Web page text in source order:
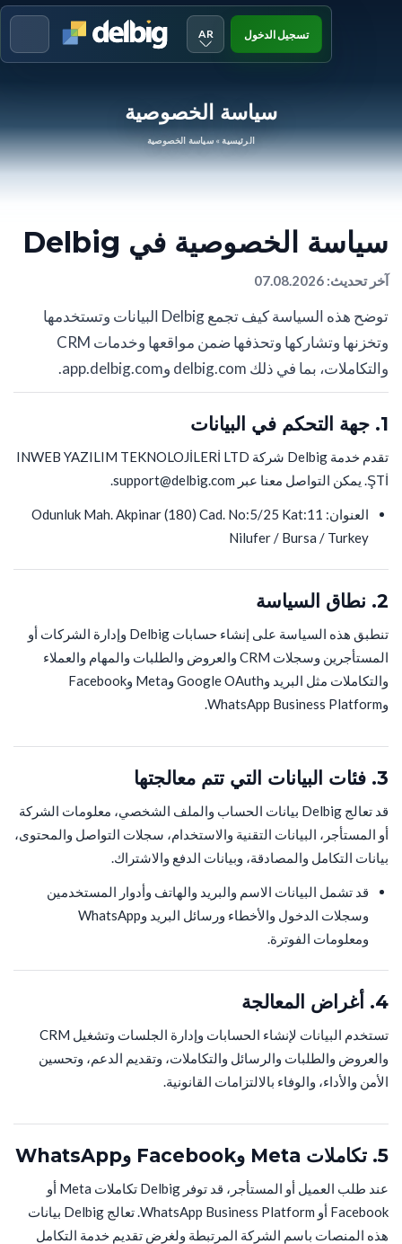
AR تسجيل الدخول
سياسة الخصوصية
الرئيسية»سياسة الخصوصية
سياسة الخصوصية في Delbig
آخر تحديث: 07.08.2026
توضح هذه السياسة كيف تجمع Delbig البيانات وتستخدمها
وتخزنها وتشاركها وتحذفها ضمن مواقعها وخدمات CRM
والتكاملات، بما في ذلك delbig.com وapp.delbig.com.
1. جهة التحكم في البيانات
تقدم خدمة Delbig شركة INWEB YAZILIM TEKNOLOJİLERİ LTD
ŞTİ. يمكن التواصل معنا عبر support@delbig.com.
العنوان: Odunluk Mah. Akpinar (180) Cad. No:5/25 Kat:11
Nilufer / Bursa / Turkey
2. نطاق السياسة
تنطبق هذه السياسة على إنشاء حسابات Delbig وإدارة الشركات أو
المستأجرين وسجلات CRM والعروض والطلبات والمهام والعملاء
والتكاملات مثل البريد وGoogle OAuth وMeta وFacebook
وWhatsApp Business Platform.
3. فئات البيانات التي تتم معالجتها
قد تعالج Delbig بيانات الحساب والملف الشخصي، معلومات الشركة
أو المستأجر، البيانات التقنية والاستخدام، سجلات التواصل والمحتوى،
بيانات التكامل والمصادقة، وبيانات الدفع والاشتراك.
قد تشمل البيانات الاسم والبريد والهاتف وأدوار المستخدمين
وسجلات الدخول والأخطاء ورسائل البريد وWhatsApp
ومعلومات الفوترة.
4. أغراض المعالجة
تستخدم البيانات لإنشاء الحسابات وإدارة الجلسات وتشغيل CRM
والعروض والطلبات والرسائل والتكاملات، وتقديم الدعم، وتحسين
الأمن والأداء، والوفاء بالالتزامات القانونية.
5. تكاملات Meta وFacebook وWhatsApp
عند طلب العميل أو المستأجر، قد توفر Delbig تكاملات Meta أو
Facebook أو WhatsApp Business Platform. تعالج Delbig بيانات
هذه المنصات باسم الشركة المرتبطة ولغرض تقديم خدمة التكامل